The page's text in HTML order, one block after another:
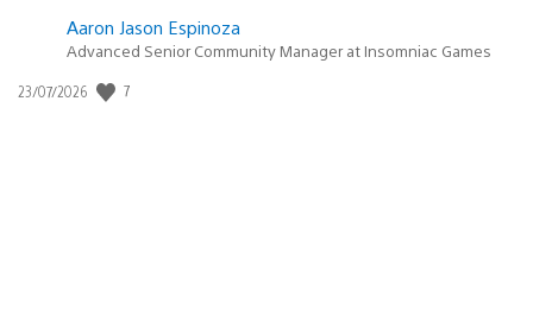
Aaron Jason Espinoza
Advanced Senior Community Manager at Insomniac Games
Fecha
23/07/2026 7